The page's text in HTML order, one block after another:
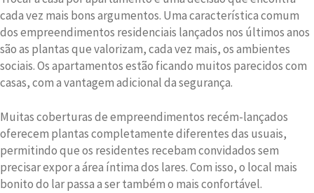
cada vez mais bons argumentos. Uma característica comum
dos empreendimentos residenciais lançados nos últimos anos
são as plantas que valorizam, cada vez mais, os ambientes
sociais. Os apartamentos estão ficando muitos parecidos com
casas, com a vantagem adicional da segurança.
Muitas coberturas de empreendimentos recém-lançados
oferecem plantas completamente diferentes das usuais,
permitindo que os residentes recebam convidados sem
precisar expor a área íntima dos lares. Com isso, o local mais
bonito do lar passa a ser também o mais confortável.